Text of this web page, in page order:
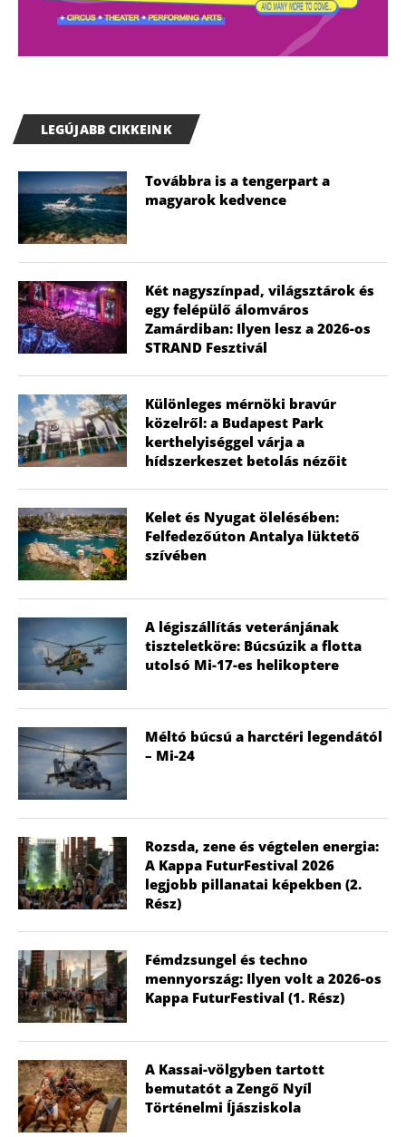
LEGÚJABB CIKKEINK
Továbbra is a tengerpart a
magyarok kedvence
Két nagyszínpad, világsztárok és
egy felépülő álomváros
Zamárdiban: Ilyen lesz a 2026-os
STRAND Fesztivál
Különleges mérnöki bravúr
közelről: a Budapest Park
kerthelyiséggel várja a
hídszerkeszet betolás nézőit
Kelet és Nyugat ölelésében:
Felfedezőúton Antalya lüktető
szívében
A légiszállítás veteránjának
tiszteletköre: Búcsúzik a flotta
utolsó Mi-17-es helikoptere
Méltó búcsú a harctéri legendától
– Mi-24
Rozsda, zene és végtelen energia:
A Kappa FuturFestival 2026
legjobb pillanatai képekben (2.
Rész)
Fémdzsungel és techno
mennyország: Ilyen volt a 2026-os
Kappa FuturFestival (1. Rész)
A Kassai-völgyben tartott
bemutatót a Zengő Nyíl
Történelmi Íjásziskola